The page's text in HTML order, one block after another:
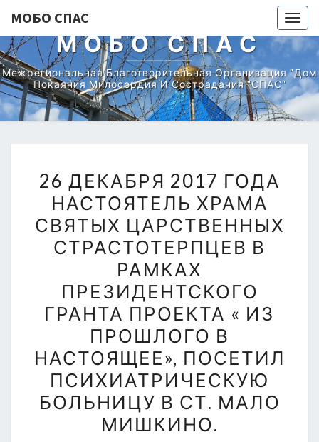
МОБО СПАС
МОБО СПАС
Межрегиональная Благотворительная Организация "Дом
Покаяния Милосердия И Сострадания "СПАС"
ДЕКАБРЯ
2017
ГОДА
НАСТОЯТЕЛЬ
ХРАМА
СВЯТЫХ
ЦАРСТВЕННЫХ
СТРАСТОТЕРПЦЕВ
РАМКАХ
ПРЕЗИДЕНТСКОГО
ГРАНТА
ПРОЕКТА
«
26 ДЕКАБРЯ 2017 ГОДА
НАСТОЯТЕЛЬ ХРАМА
СВЯТЫХ ЦАРСТВЕННЫХ
СТРАСТОТЕРПЦЕВ В
РАМКАХ
ПРЕЗИДЕНТСКОГО
ГРАНТА ПРОЕКТА « ИЗ
ПРОШЛОГО В
НАСТОЯЩЕЕ», ПОСЕТИЛ
ПСИХИАТРИЧЕСКУЮ
БОЛЬНИЦУ В СТ. МАЛО
МИШКИНО.